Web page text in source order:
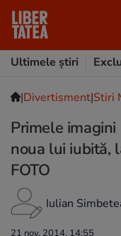
Ultimele știri
|Divertisment|Stiri
Primele
noua lui iubită,
FOTO
Iulian
21 nov. 2014, 14:55